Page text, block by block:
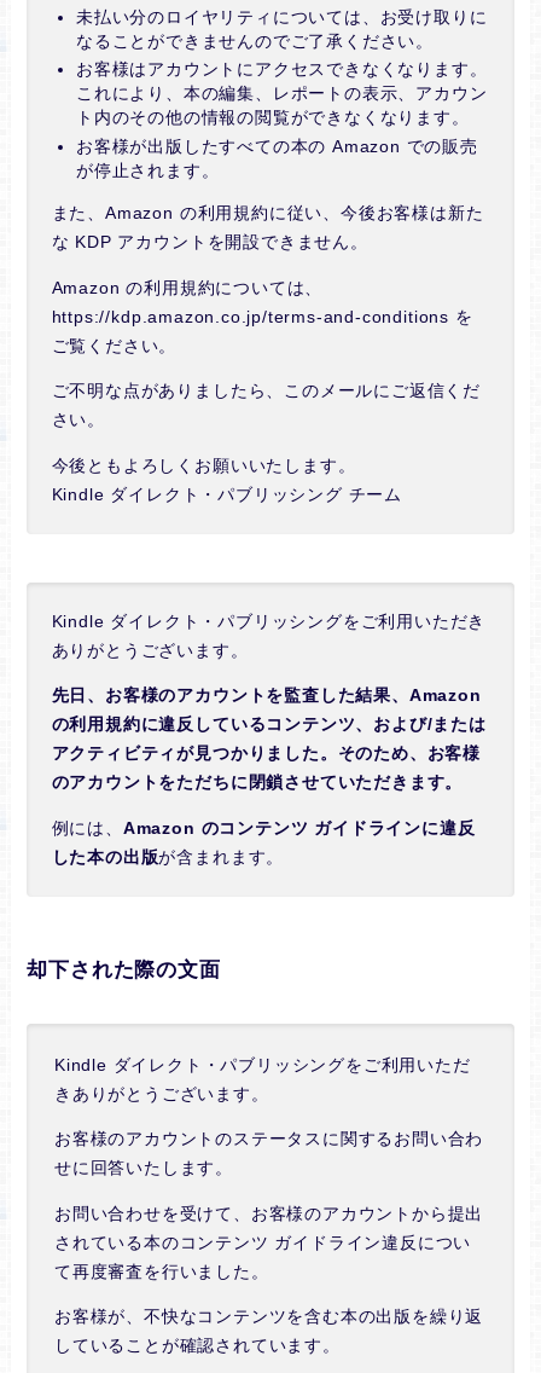
未払い分のロイヤリティについては、お受け取りに
なることができませんのでご了承ください。
お客様はアカウントにアクセスできなくなります。
これにより、本の編集、レポートの表示、アカウン
ト内のその他の情報の閲覧ができなくなります。
お客様が出版したすべての本の Amazon での販売
が停止されます。
また、Amazon の利用規約に従い、今後お客様は新た
な KDP アカウントを開設できません。
Amazon の利用規約については、
https://kdp.amazon.co.jp/terms-and-conditions を
ご覧ください。
ご不明な点がありましたら、このメールにご返信くだ
さい。
今後ともよろしくお願いいたします。
Kindle ダイレクト・パブリッシング チーム
Kindle ダイレクト・パブリッシングをご利用いただき
ありがとうございます。
先日、お客様のアカウントを監査した結果、Amazon
の利用規約に違反しているコンテンツ、および/または
アクティビティが見つかりました。そのため、お客様
のアカウントをただちに閉鎖させていただきます。
例には、 Amazon のコンテンツ ガイドラインに違反
した本の出版が含まれます。
却下された際の文面
Kindle ダイレクト・パブリッシングをご利用いただ
きありがとうございます。
お客様のアカウントのステータスに関するお問い合わ
せに回答いたします。
お問い合わせを受けて、お客様のアカウントから提出
されている本のコンテンツ ガイドライン違反につい
て再度審査を行いました。
お客様が、不快なコンテンツを含む本の出版を繰り返
していることが確認されています。